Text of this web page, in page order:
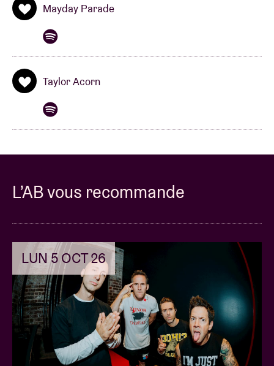
encore plus impatients de les retrouver le 27 janvier
prochain à Bruxelles !
Mayday Parade
Taylor Acorn
L’AB vous recommande
LUN 5 OCT 26